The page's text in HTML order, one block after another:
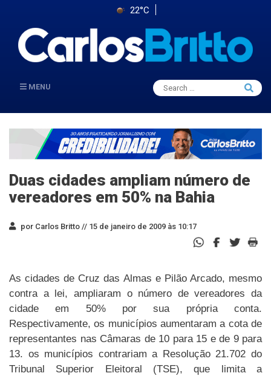
22°C
MENU
Search
for:
Search
Duas cidades ampliam número de
vereadores em 50% na Bahia
por Carlos Britto // 15 de janeiro de 2009 às 10:17
As cidades de Cruz das Almas e Pilão Arcado, mesmo
contra a lei, ampliaram o número de vereadores da
cidade em 50% por sua própria conta.
Respectivamente, os municípios aumentaram a cota de
representantes nas Câmaras de 10 para 15 e de 9 para
13. os municípios contrariam a Resolução 21.702 do
Tribunal Superior Eleitoral (TSE), que limita a